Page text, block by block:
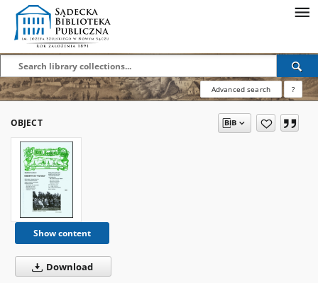
Advanced search ?
OBJECT
Show content
Download